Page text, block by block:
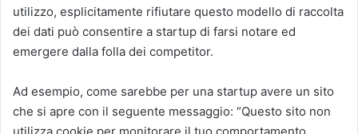
utilizzo, esplicitamente rifiutare questo modello di raccolta
dei dati può consentire a startup di farsi notare ed
emergere dalla folla dei competitor.
Ad esempio, come sarebbe per una startup avere un sito
che si apre con il seguente messaggio: “Questo sito non
utilizza cookie per monitorare il tuo comportamento.